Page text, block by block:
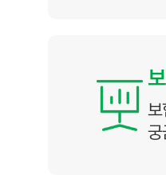
보
궁